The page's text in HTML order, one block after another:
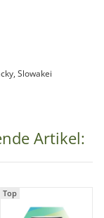
Slowakei
Artikel:
Top